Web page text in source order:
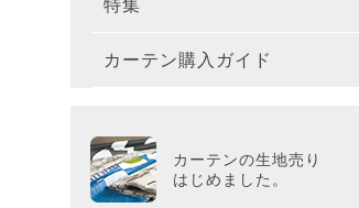
特集
カーテン購入ガイド
カーテンの生地売り
はじめました。